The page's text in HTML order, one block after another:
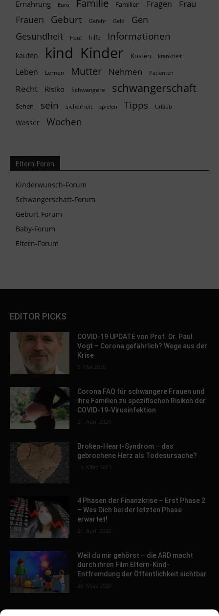
Ernährung Euro Familie Familien Fragen Frau
Frauen Geburt Gefahr Geld
Gen
Gesundheit
Haut hilfe Informationen
kaufen kind Kinder Kosten krankheit
Leben Lernen Mutter Nehmen Patienten
Recht Risiko Schwangere schwangerschaft
Sehen sein sicherheit spielen Tipps Urlaub
Wasser Wochen
Eltern-Foren
Kinderwunsch-Forum
Schwangerschaft-Forum
Geburt-Forum
Baby-Forum
Eltern-Forum
EDITOR PICKS
COVID-19 UPDATE von Prof. Dr. Paul
Vogt – Corona gefährlich? Wege aus der
Krise
5. Mai 2020
Corona FAQ für schwangere Frauen und
ihre Familien zu spezifischen Risiken der
COVID-19-Virusinfektion
21. April 2020
Broken-Heart-Syndrom – das
gebrochene Herz als Todesursache?
18. März 2021
4 Phasen der Finanzkrise – Erst Phase 2
– Was Dich bei der letzten Phase
erwartet!
21. April 2020
Weil du mir gehörst – die ARD macht
durch ihren Film Eltern-Kind-
Entfremdung der Öffentlichkeit sichtbar
26. März 2020